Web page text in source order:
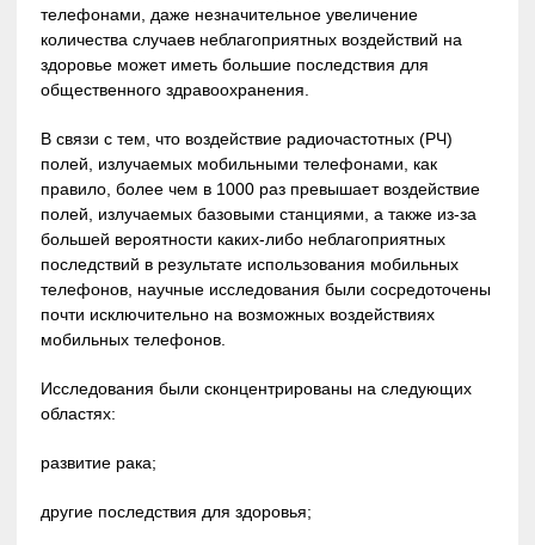
телефонами, даже незначительное увеличение
количества случаев неблагоприятных воздействий на
здоровье может иметь большие последствия для
общественного здравоохранения.
В связи с тем, что воздействие радиочастотных (РЧ)
полей, излучаемых мобильными телефонами, как
правило, более чем в 1000 раз превышает воздействие
полей, излучаемых базовыми станциями, а также из-за
большей вероятности каких-либо неблагоприятных
последствий в результате использования мобильных
телефонов, научные исследования были сосредоточены
почти исключительно на возможных воздействиях
мобильных телефонов.
Исследования были сконцентрированы на следующих
областях:
развитие рака;
другие последствия для здоровья;